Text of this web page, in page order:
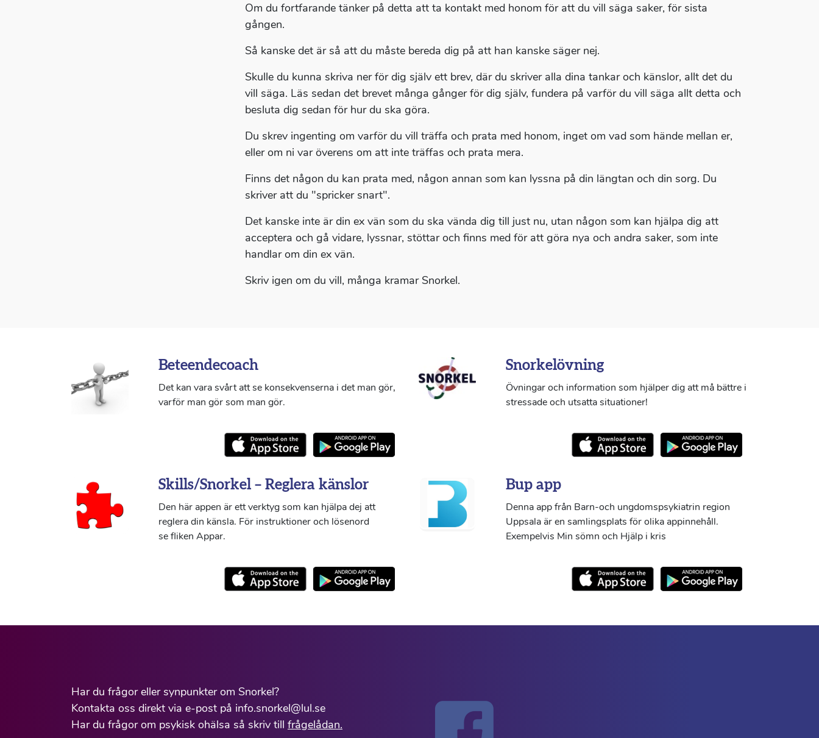
Om du fortfarande tänker på detta att ta kontakt med honom för att du vill säga saker, för sista
gången.
Så kanske det är så att du måste bereda dig på att han kanske säger nej.
Skulle du kunna skriva ner för dig själv ett brev, där du skriver alla dina tankar och känslor, allt det du
vill säga. Läs sedan det brevet många gånger för dig själv, fundera på varför du vill säga allt detta och
besluta dig sedan för hur du ska göra.
Du skrev ingenting om varför du vill träffa och prata med honom, inget om vad som hände mellan er,
eller om ni var överens om att inte träffas och prata mera.
Finns det någon du kan prata med, någon annan som kan lyssna på din längtan och din sorg. Du
skriver att du "spricker snart".
Det kanske inte är din ex vän som du ska vända dig till just nu, utan någon som kan hjälpa dig att
acceptera och gå vidare, lyssnar, stöttar och finns med för att göra nya och andra saker, som inte
handlar om din ex vän.
Skriv igen om du vill, många kramar Snorkel.
Beteendecoach
Det kan vara svårt att se konsekvenserna i det man gör,
varför man gör som man gör.
Snorkelövning
Övningar och information som hjälper dig att må bättre i
stressade och utsatta situationer!
Skills/Snorkel – Reglera känslor
Den här appen är ett verktyg som kan hjälpa dej att
reglera din känsla. För instruktioner och lösenord
se fliken Appar.
Bup app
Denna app från Barn-och ungdomspsykiatrin region
Uppsala är en samlingsplats för olika appinnehåll.
Exempelvis Min sömn och Hjälp i kris
Har du frågor eller synpunkter om Snorkel?
Kontakta oss direkt via e-post på info.snorkel@lul.se
Har du frågor om psykisk ohälsa så skriv till frågelådan.